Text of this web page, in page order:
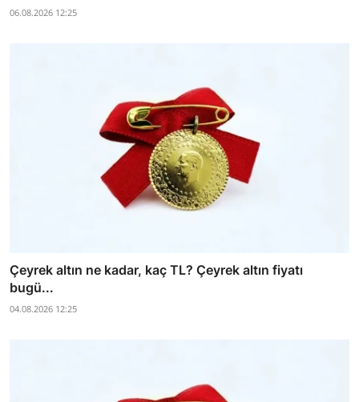
06.08.2026 12:25
Çeyrek altın ne kadar, kaç TL? Çeyrek altın fiyatı
bugü...
04.08.2026 12:25